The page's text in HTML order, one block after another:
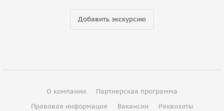
Добавить экскурсию
О компании
Партнерская программа
Правовая информация
Вакансии
Реквизиты